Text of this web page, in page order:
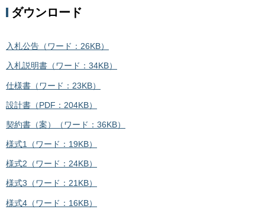
ダウンロード
入札公告（ワード：26KB）
入札説明書（ワード：34KB）
仕様書（ワード：23KB）
設計書（PDF：204KB）
契約書（案）（ワード：36KB）
様式1（ワード：19KB）
様式2（ワード：24KB）
様式3（ワード：21KB）
様式4（ワード：16KB）